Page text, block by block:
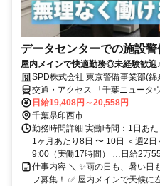
データセンターでの施設
屋内メインで快適勤務◎未経験歓迎
SPD株式会社 東京警備事業部(錦
交通・アクセス 「千葉ニュータ
日給19,408円～20,558円
千葉県印西市
勤務時間詳細 実働時間：1日あ
1ヶ月あたり8日 〜 10日 ＜週2
9:00（実働17時間） …日給2万
仕事内容 ＼ ✨雨の日も、暑い日
フ募集！ ✅ 屋内メインで天候に